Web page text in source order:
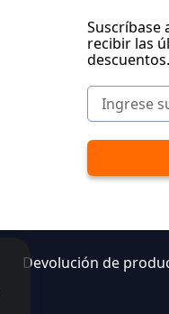
Suscríbase
recibir las
descuentos.
Devolución de